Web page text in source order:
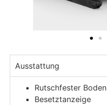
Ausstattung
Rutschfester Boden
Besetztanzeige